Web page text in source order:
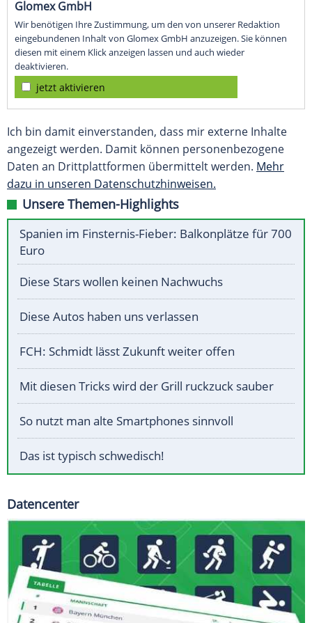
Glomex GmbH
Wir benötigen Ihre Zustimmung, um den von unserer Redaktion
eingebundenen Inhalt von Glomex GmbH anzuzeigen. Sie können
diesen mit einem Klick anzeigen lassen und auch wieder
deaktivieren.
jetzt aktivieren
Ich bin damit einverstanden, dass mir externe Inhalte
angezeigt werden. Damit können personenbezogene
Daten an Drittplattformen übermittelt werden. Mehr
dazu in unseren Datenschutzhinweisen.
Unsere Themen-Highlights
Spanien im Finsternis-Fieber: Balkonplätze für 700
Euro
Diese Stars wollen keinen Nachwuchs
Diese Autos haben uns verlassen
FCH: Schmidt lässt Zukunft weiter offen
Mit diesen Tricks wird der Grill ruckzuck sauber
So nutzt man alte Smartphones sinnvoll
Das ist typisch schwedisch!
Datencenter